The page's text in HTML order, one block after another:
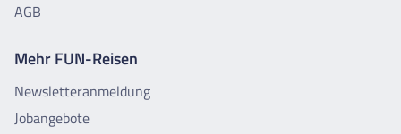
AGB
Mehr FUN-Reisen
Newsletteranmeldung
Jobangebote